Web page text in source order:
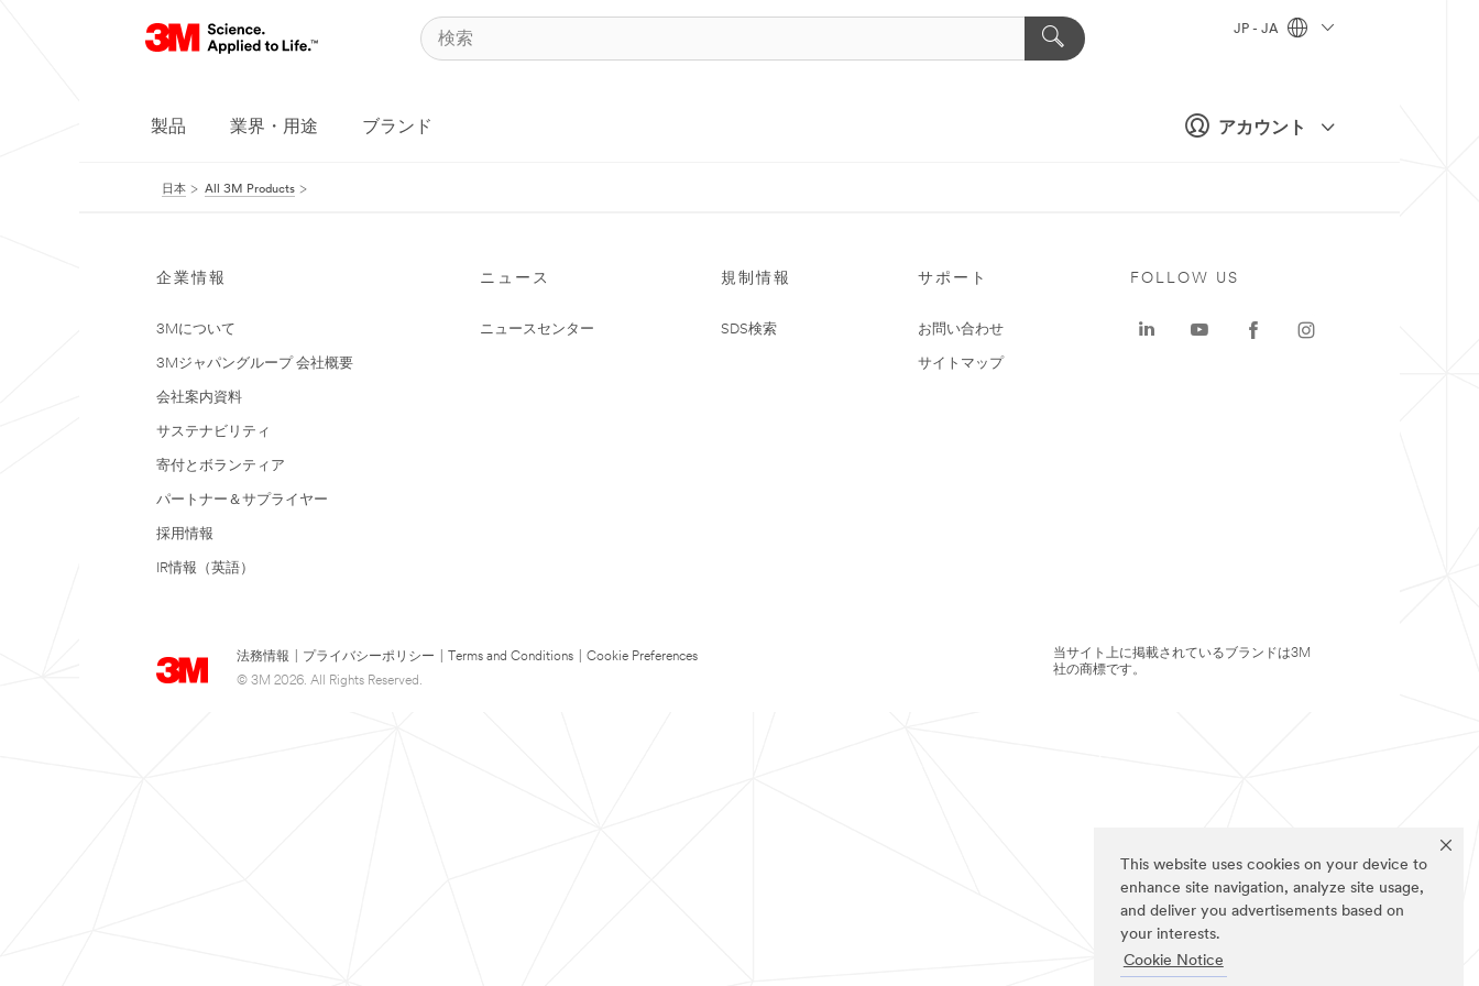
This website uses cookies on your device to
enhance site navigation, analyze site usage,
and deliver you advertisements based on
your interests.
Cookie Notice
アカウント
JP - JA
製品 業界・用途 ブランド
日本 All 3M Products
企業情報
3Mについて
3Mジャパングループ 会社概要
会社案内資料
サステナビリティ
寄付とボランティア
パートナー＆サプライヤー
採用情報
IR情報（英語）
ニュース
ニュースセンター
規制情報
SDS検索
サポート
お問い合わせ
サイトマップ
法務情報 プライバシーポリシー Terms and Conditions
Cookie Preferences
© 3M 2026. All Rights Reserved.
FOLLOW US
当サイト上に掲載されているブランドは3M
社の商標です。